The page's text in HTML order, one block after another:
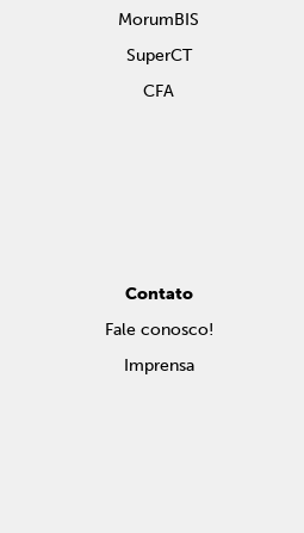
MorumBIS
SuperCT
CFA
Contato
Fale conosco!
Imprensa